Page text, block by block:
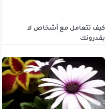
كيف تتعامل مع أشخاص لا
يقدرونك